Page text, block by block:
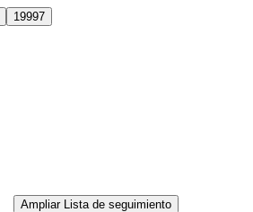
19997
Ampliar Lista de seguimiento